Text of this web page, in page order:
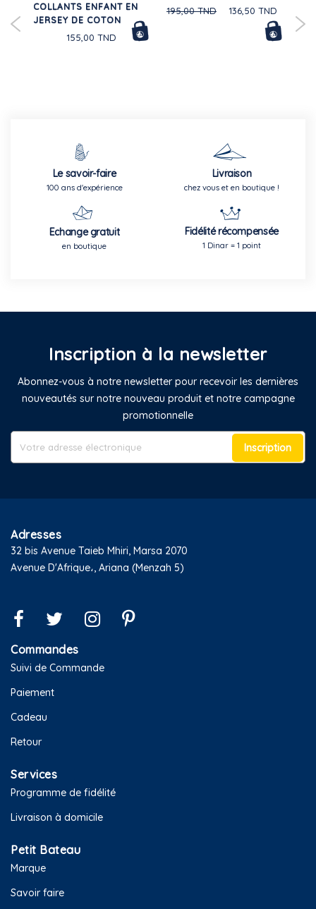
COLLANTS ENFANT EN
JERSEY DE COTON
155,00 TND
136,50 TND
195,00 TND
Le savoir-faire
100 ans d'expérience
Livraison
chez vous et en boutique !
Echange gratuit
en boutique
Fidélité récompensée
1 Dinar = 1 point
Inscription à la newsletter
Abonnez-vous à notre newsletter pour recevoir les dernières
nouveautés sur notre nouveau produit et notre campagne
promotionnelle
Inscription
Adresses
32 bis Avenue Taieb Mhiri, Marsa 2070
Avenue D'Afrique،, Ariana (Menzah 5)
Commandes
Suivi de Commande
Paiement
Cadeau
Retour
Services
Programme de fidélité
Livraison à domicile
Petit Bateau
Marque
Savoir faire